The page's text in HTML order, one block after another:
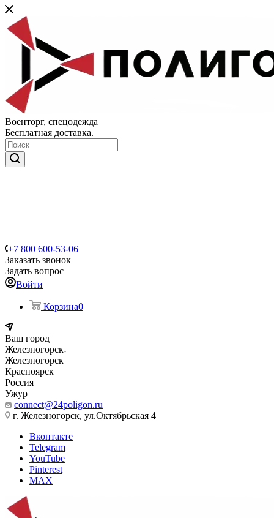
Военторг, спецодежда
Бесплатная доставка.
+7 800 600-53-06
Заказать звонок
Задать вопрос
Войти
Корзина0
Ваш город
Железногорск
Железногорск
Красноярск
Россия
Ужур
connect@24poligon.ru
г. Железногорск, ул.Октябрьская 4
Вконтакте
Telegram
YouTube
Pinterest
MAX